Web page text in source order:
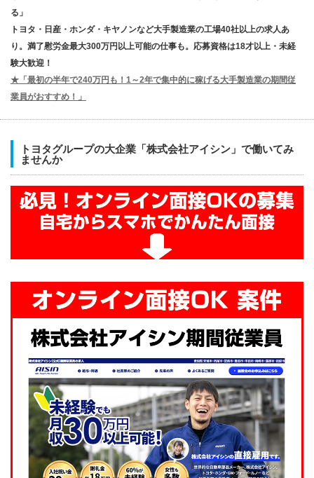
る」
トヨタ・日産・ホンダ・キヤノンなど大手製造業の工場40社以上の求人あ
り。満了慰労金最大300万円以上可能の仕事も。応募資格は18才以上・未経
験大歓迎！
★「最初の半年で240万円も！1～2年で集中的に稼げる大手製造業の期間従
業員がおすすめ！」
トヨタグループの大企業「株式会社アイシン」で働いてみ
ませんか